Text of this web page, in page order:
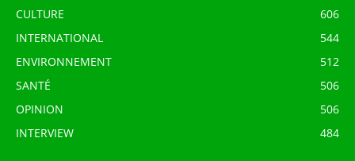
CULTURE
606
INTERNATIONAL
544
ENVIRONNEMENT
512
SANTÉ
506
OPINION
506
INTERVIEW
484